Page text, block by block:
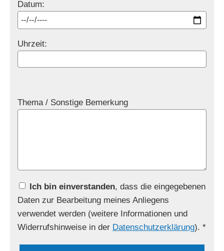
Datum:
Uhrzeit:
Thema / Sonstige Bemerkung
Ich bin einverstanden, dass die eingegebenen
Daten zur Bearbeitung meines Anliegens
verwendet werden (weitere Informationen und
Widerrufshinweise in der Datenschutzerklärung). *